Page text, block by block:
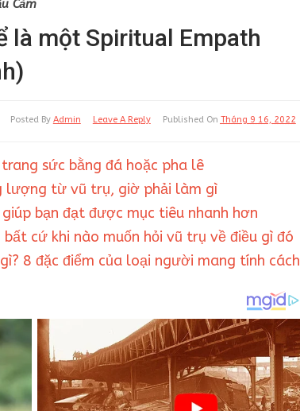
Cảm
là một Spiritual Empath
Published On Tháng 9 16, 2022
Leave A Reply
Posted By Admin
sức bằng đá hoặc pha lê
lượng từ vũ trụ, giờ phải làm gì
bạn đạt được mục tiêu nhanh hơn
cứ khi nào muốn hỏi vũ trụ về điều gì đó
8 đặc điểm của loại người mang tính cách